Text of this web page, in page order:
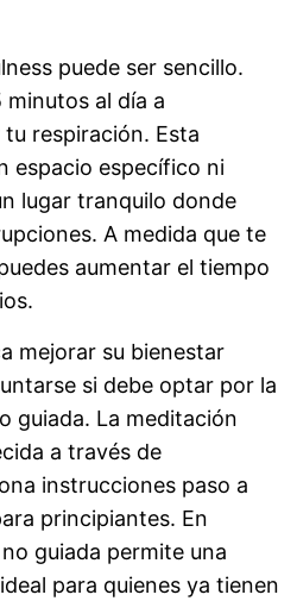
puede ser sencillo.
al día a
respiración. Esta
espacio específico ni
lugar tranquilo donde
A medida que te
aumentar el tiempo
mejorar su bienestar
si debe optar por la
guiada. La meditación
a través de
instrucciones paso a
principiantes. En
guiada permite una
para quienes ya tienen